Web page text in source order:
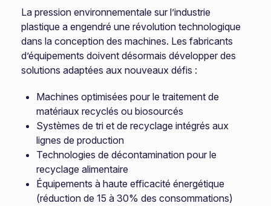
La pression environnementale sur l’industrie
plastique a engendré une révolution technologique
dans la conception des machines. Les fabricants
d’équipements doivent désormais développer des
solutions adaptées aux nouveaux défis :
Machines optimisées pour le traitement de
matériaux recyclés ou biosourcés
Systèmes de tri et de recyclage intégrés aux
lignes de production
Technologies de décontamination pour le
recyclage alimentaire
Équipements à haute efficacité énergétique
(réduction de 15 à 30% des consommations)